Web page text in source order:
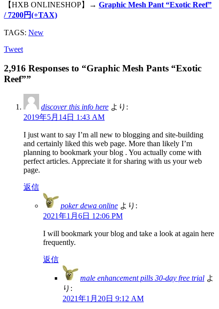
【HXB ONLINESHOP】→ Graphic Mesh Pant “Exotic Reef”
/ 7200円(+TAX)
TAGS: New
Tweet
2,916 Responses to “Graphic Mesh Pants “Exotic
Reef””
discover this info here より:
2019年5月14日 1:43 AM
I just want to say I’m all new to blogging and site-building
and certainly liked this web page. More than likely I’m
planning to bookmark your blog . You actually come with
perfect articles. Appreciate it for sharing with us your web
page.
返信
poker dewa online より:
2021年1月6日 12:06 PM
I will bookmark your blog and take a look at again here
frequently.
返信
male enhancement pills 30-day free trial よ
り:
2021年1月20日 9:12 AM